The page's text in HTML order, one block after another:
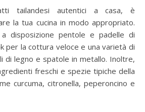
tailandesi autentici a casa, è
la tua cucina in modo appropriato.
disposizione pentole e padelle di
per la cottura veloce e una varietà di
di legno e spatole in metallo. Inoltre,
freschi e spezie tipiche della
curcuma, citronella, peperoncino e